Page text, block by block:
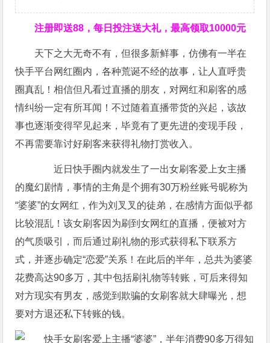
注册即送88，每日投注送大礼，最高领取10000元
天下之大无奇不有，但很多新鲜事，仿佛有一半在
快手平台网红圈内，各种荒诞不经的故事，让人直呼贵
圈真乱！相信但凡看过直播的朋友，对网红和刷客的感
情纠纷一定有所耳闻！不过随着直播带货的兴起，该故
事也逐渐变得罕见起来，毕竟有了更先进的变现手段，
不再需要靠讨好刷客来获得礼物打赏收入。
近日快手圈内就发生了一出女刷客爱上女主播
的魔幻剧情，事情的主角是个拥有30万粉丝账号昵称为
“婆婆”的女网红，作为刘叉叉的徒弟，在感情方面似乎都
比较混乱！该女刷客因为刷到女网红的直播，便被对方
的气质吸引，而后通过刷礼物的形式获得私下联系方
式，并逐步确定“恋爱”关系！在此后的半年，总共为婆婆
花费高达90多万，其中包括刷礼物等转账，可后来得知
对方现实有男友，感觉到欺骗的女刷客就大肆曝光，想
要对方退还私下转账的钱。